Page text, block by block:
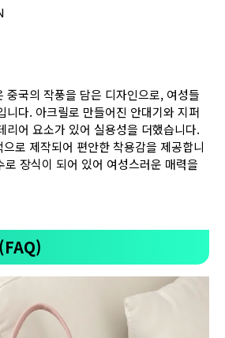
중국의 작풍을 담은 디자인으로, 여성들
니다. 아크릴로 만들어진 안대기와 지퍼
리어 요소가 있어 실용성을 더했습니다.
로 제작되어 편안한 착용감을 제공합니
로 장식이 되어 있어 여성스러운 매력을